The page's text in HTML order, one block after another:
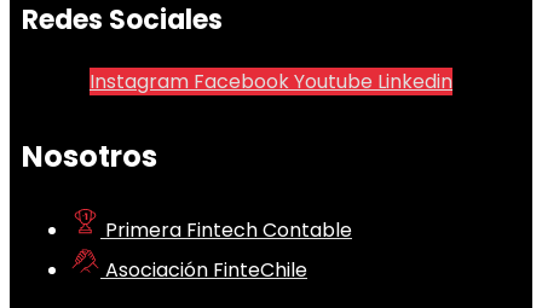
Redes Sociales
Instagram FacebookYoutube Linkedin
Nosotros
Primera Fintech Contable
Asociación FinteChile